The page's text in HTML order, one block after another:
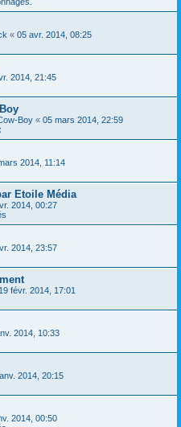
« 05 avr. 2014, 08:25
2014, 21:45
Boy « 05 mars 2014, 22:59
2014, 11:14
Etoile Média
2014, 00:27
2014, 23:57
19 févr. 2014, 17:01
2014, 10:33
2014, 20:15
2014, 00:50